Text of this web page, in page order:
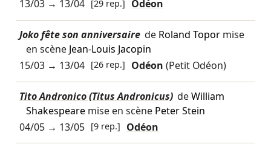
13/03→ 13/04 [29 rep.] Odéon
Joko fête son anniversaire de Roland Topormise
en scène Jean-Louis Jacopin
15/03→ 13/04 [26 rep.] Odéon(Petit Odéon)
Tito Andronico (Titus Andronicus) deWilliam
Shakespearemise en scène Peter Stein
04/05→ 13/05 [9 rep.] Odéon